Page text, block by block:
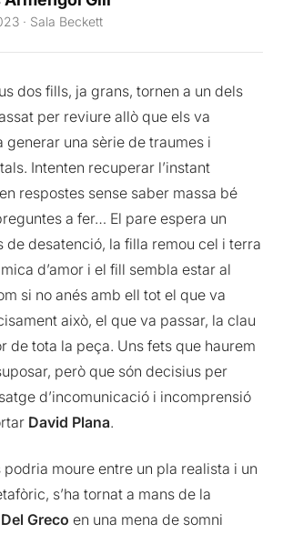
· Sala Beckett
dos fills, ja grans, tornen a un dels
per reviure allò que els va
generar una sèrie de traumes i
Intenten recuperar l’instant
respostes sense saber massa bé
a fer… El pare espera un
de desatenció, la filla remou cel i terra
d’amor i el fill sembla estar al
si no anés amb ell tot el que va
això, el que va passar, la clau
de tota la peça. Uns fets que haurem
però que són decisius per
d’incomunicació i incomprensió
David Plana.
podria moure entre un pla realista i un
s’ha tornat a mans de la
Greco en una mena de somni